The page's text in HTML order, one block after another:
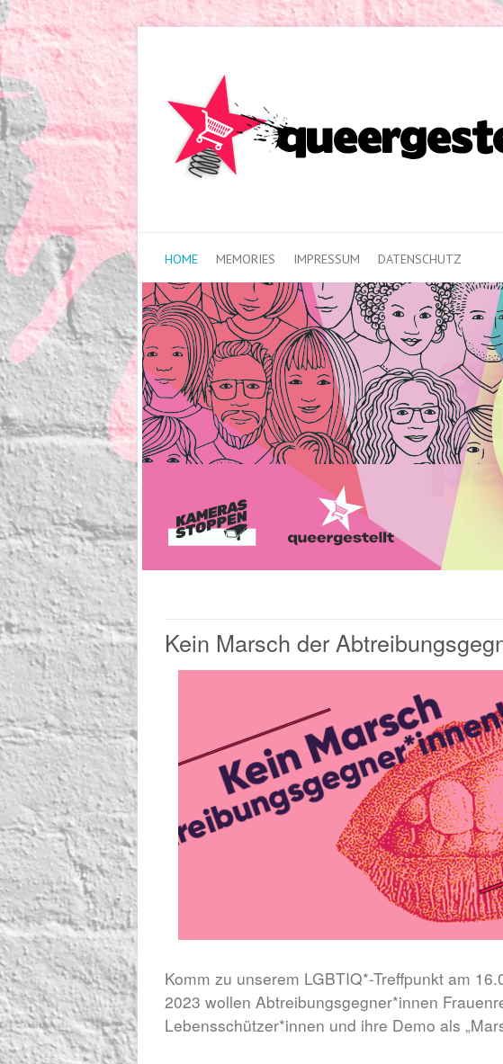
HOME MEMORIES IMPRESSUM DATENSCHUTZ
Kein Marsch der
Komm zu unserem LGBTIQ*-Treffpunkt am
2023 wollen Abtreibungsgegner*innen
Lebensschützer*innen und ihre Demo als